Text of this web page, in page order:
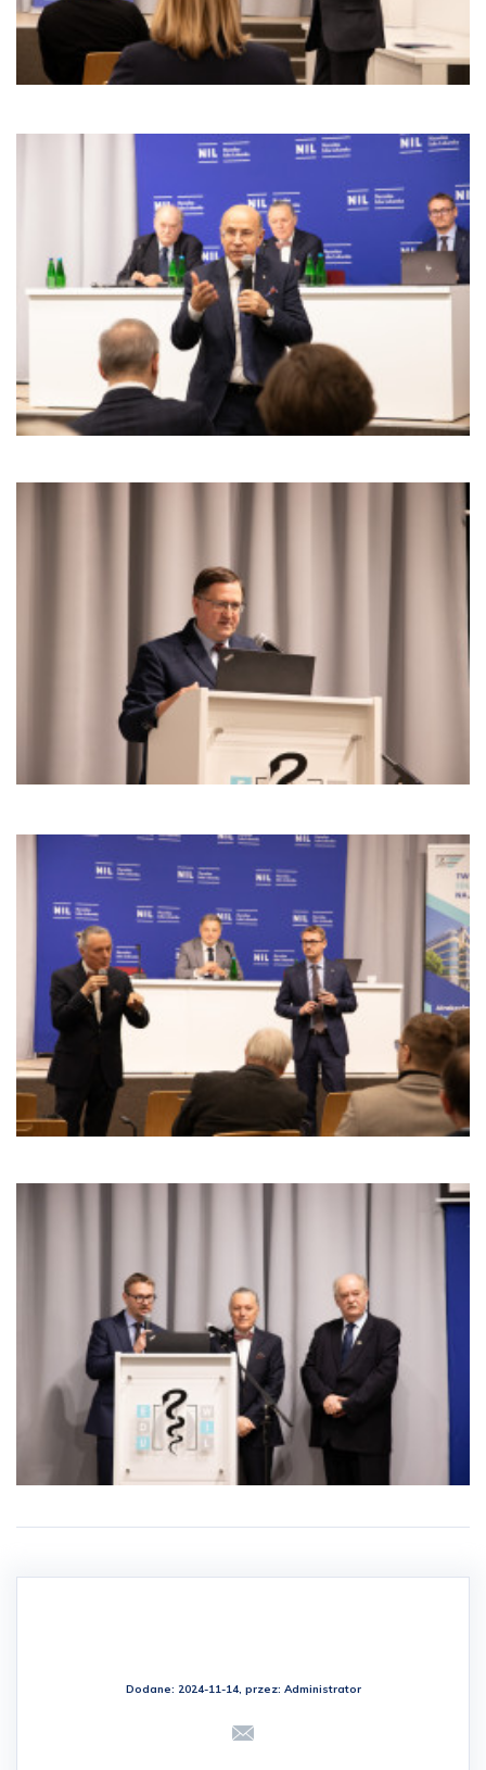
Dodane: 2024-11-14, przez: Administrator